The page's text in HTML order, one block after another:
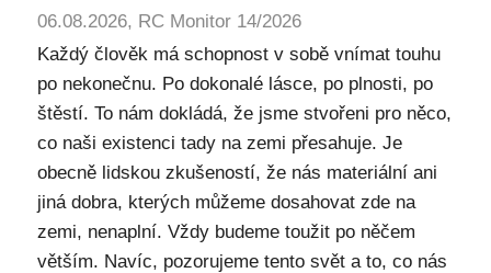
06.08.2026, RC Monitor 14/2026
Každý člověk má schopnost v sobě vnímat touhu
po nekonečnu. Po dokonalé lásce, po plnosti, po
štěstí. To nám dokládá, že jsme stvořeni pro něco,
co naši existenci tady na zemi přesahuje. Je
obecně lidskou zkušeností, že nás materiální ani
jiná dobra, kterých můžeme dosahovat zde na
zemi, nenaplní. Vždy budeme toužit po něčem
větším. Navíc, pozorujeme tento svět a to, co nás